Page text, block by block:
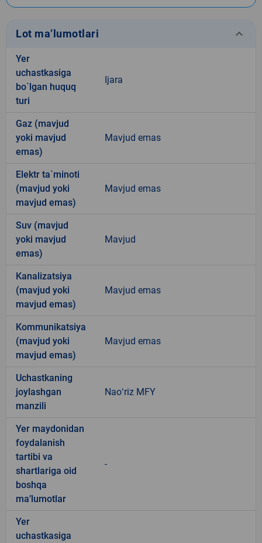
Lot ma’lumotlari keyboard_arrow_down
Yer
uchastkasiga
bo`lgan huquq
turi
Ijara
Gaz (mavjud
yoki mavjud
emas)
Mavjud emas
Elektr ta`minoti
(mavjud yoki
mavjud emas)
Mavjud emas
Suv (mavjud
yoki mavjud
emas)
Mavjud
Kanalizatsiya
(mavjud yoki
mavjud emas)
Mavjud emas
Kommunikatsiya
(mavjud yoki
mavjud emas)
Mavjud emas
Uchastkaning
joylashgan
manzili
Naoʻriz MFY
Yer maydonidan
foydalanish
tartibi va
shartlariga oid
boshqa
ma’lumotlar
-
Yer
uchastkasiga